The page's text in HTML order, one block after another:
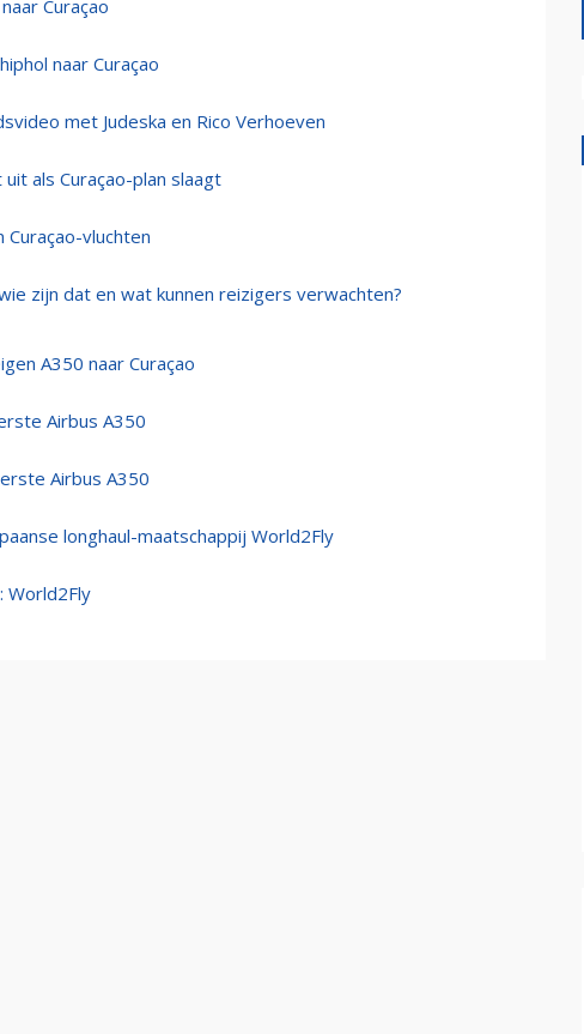
Curaçao
naar Curaçao
met Judeska en Rico Verhoeven
als Curaçao-plan slaagt
vluchten
zijn dat en wat kunnen reizigers verwachten?
A350 naar Curaçao
Airbus A350
Airbus A350
longhaul-maatschappij World2Fly
World2Fly